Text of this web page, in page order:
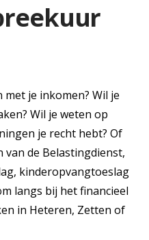
je inkomen? Wil je
Wil je weten op
je recht hebt? Of
van de Belastingdienst,
kinderopvangtoeslag
langs bij het financieel
in Heteren, Zetten of